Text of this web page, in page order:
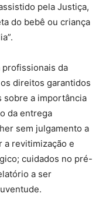
pela Justiça,
do bebê ou criança
da
direitos garantidos
sobre a importância
da entrega
sem julgamento a
a revitimização e
cuidados no pré-
a ser